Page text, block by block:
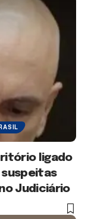
ligado
suspeitas
Judiciário